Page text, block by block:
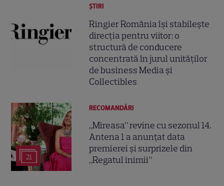
ȘTIRI
Ringier România își stabilește
direcția pentru viitor: o
structură de conducere
concentrată în jurul unităților
de business Media și
Collectibles
21
RECOMANDĂRI
„Mireasa” revine cu sezonul 14.
Antena 1 a anunțat data
premierei și surprizele din
„Regatul inimii”